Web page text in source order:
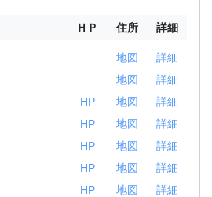
ＨＰ 住所 詳細
地図
詳細
地図
詳細
HP 地図
詳細
HP 地図
詳細
HP 地図
詳細
HP 地図
詳細
HP 地図
詳細